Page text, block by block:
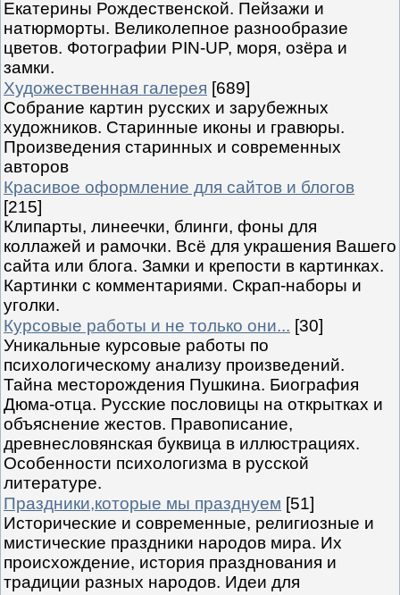
Екатерины Рождественской. Пейзажи и
натюрморты. Великолепное разнообразие
цветов. Фотографии PIN-UP, моря, озёра и
замки.
Художественная галерея [689]
Собрание картин русских и зарубежных
художников. Старинные иконы и гравюры.
Произведения старинных и современных
авторов
Красивое оформление для сайтов и блогов
[215]
Клипарты, линеечки, блинги, фоны для
коллажей и рамочки. Всё для украшения Вашего
сайта или блога. Замки и крепости в картинках.
Картинки с комментариями. Скрап-наборы и
уголки.
Курсовые работы и не только они... [30]
Уникальные курсовые работы по
психологическому анализу произведений.
Тайна месторождения Пушкина. Биография
Дюма-отца. Русские пословицы на открытках и
объяснение жестов. Правописание,
древнесловянская буквица в иллюстрациях.
Особенности психологизма в русской
литературе.
Праздники,которые мы празднуем [51]
Исторические и современные, религиозные и
мистические праздники народов мира. Их
происхождение, история празднования и
традиции разных народов. Идеи для